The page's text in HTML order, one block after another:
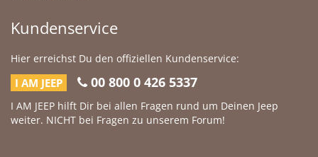
Kundenservice
Hier erreichst Du den offiziellen Kundenservice:
I AM JEEP 00 800 0 426 5337
I AM JEEP hilft Dir bei allen Fragen rund um Deinen Jeep
weiter. NICHT bei Fragen zu unserem Forum!